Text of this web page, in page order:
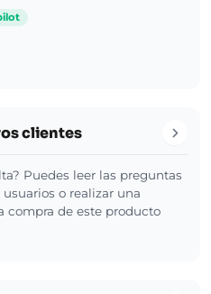
clientes
Puedes leer las preguntas
o realizar una
compra de este producto